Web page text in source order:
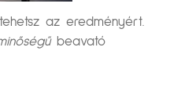
az eredményért.
beavató